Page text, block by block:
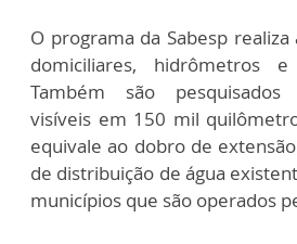
O programa da Sabesp
domiciliares, hidrômetros
Também são pesquisados
visíveis em 150 mil
equivale ao dobro de
de distribuição de água
municípios que são operados